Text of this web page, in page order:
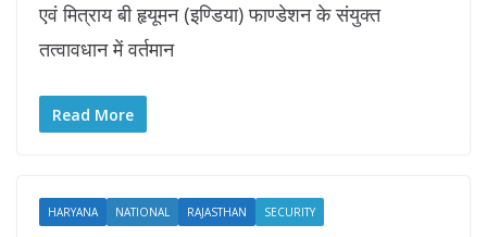
एवं मित्राय बी हृयूमन (इण्डिया) फाण्डेशन के संयुक्त
तत्वावधान में वर्तमान
Read More
HARYANA NATIONAL RAJASTHAN SECURITY